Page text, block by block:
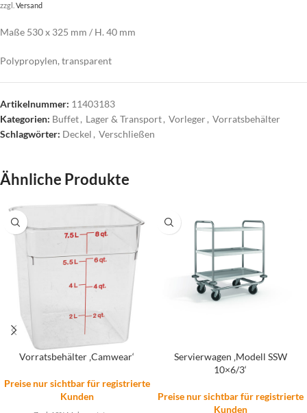
zzgl. Versand
Maße 530 x 325 mm / H. 40 mm
Polypropylen, transparent
Artikelnummer: 11403183
Kategorien: Buffet, Lager & Transport, Vorleger, Vorratsbehälter
Schlagwörter: Deckel , Verschließen
Ähnliche Produkte
Vorratsbehälter ‚Camwear‘
Preise nur sichtbar für registrierte
Kunden
Servierwagen ‚Modell SSW
10×6/3‘
Preise nur sichtbar für registrierte
Kunden